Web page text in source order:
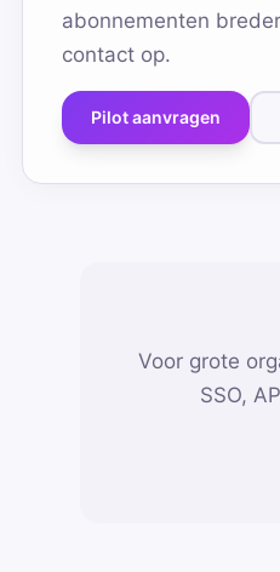
abonnementen
contact op.
Pilot aanvragen
Voor grote
SSO,